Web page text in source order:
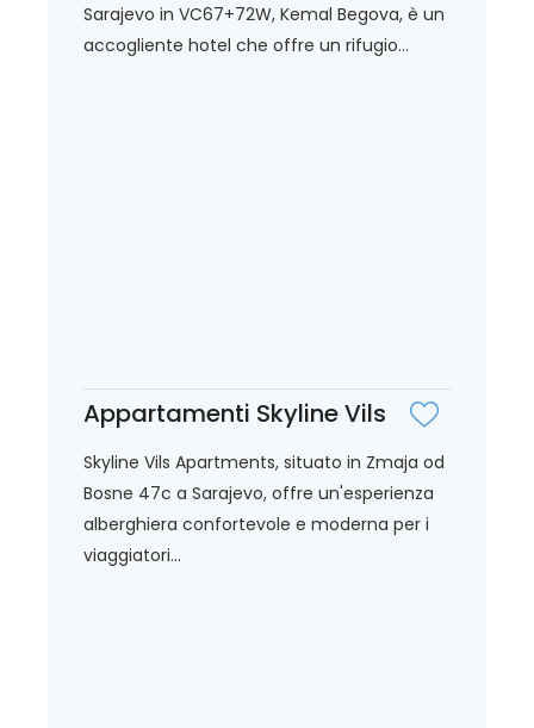
Sarajevo in VC67+72W, Kemal Begova, è un
accogliente hotel che offre un rifugio...
Appartamenti Skyline Vils
Skyline Vils Apartments, situato in Zmaja od
Bosne 47c a Sarajevo, offre un'esperienza
alberghiera confortevole e moderna per i
viaggiatori...